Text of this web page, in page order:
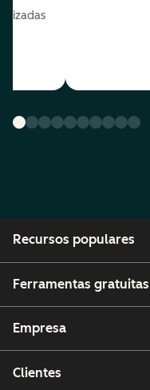
Recursos populares
Ferramentas gratuitas
Empresa
Clientes